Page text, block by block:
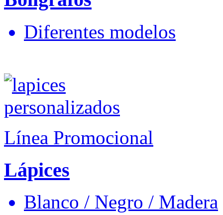
Diferentes modelos
Línea Promocional
Lápices
Blanco / Negro / Madera